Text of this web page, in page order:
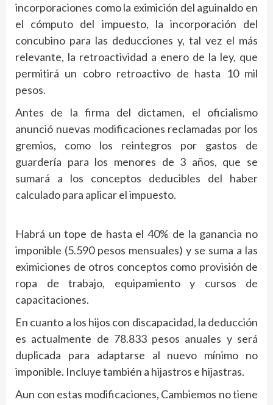
incorporaciones como la eximición del aguinaldo en
el cómputo del impuesto, la incorporación del
concubino para las deducciones y, tal vez el más
relevante, la retroactividad a enero de la ley, que
permitirá un cobro retroactivo de hasta 10 mil
pesos.
Antes de la firma del dictamen, el oficialismo
anunció nuevas modificaciones reclamadas por los
gremios, como los reintegros por gastos de
guardería para los menores de 3 años, que se
sumará a los conceptos deducibles del haber
calculado para aplicar el impuesto.
Habrá un tope de hasta el 40% de la ganancia no
imponible (5.590 pesos mensuales) y se suma a las
eximiciones de otros conceptos como provisión de
ropa de trabajo, equipamiento y cursos de
capacitaciones.
En cuanto a los hijos con discapacidad, la deducción
es actualmente de 78.833 pesos anuales y será
duplicada para adaptarse al nuevo mínimo no
imponible. Incluye también a hijastros e hijastras.
Aun con estas modificaciones, Cambiemos no tiene